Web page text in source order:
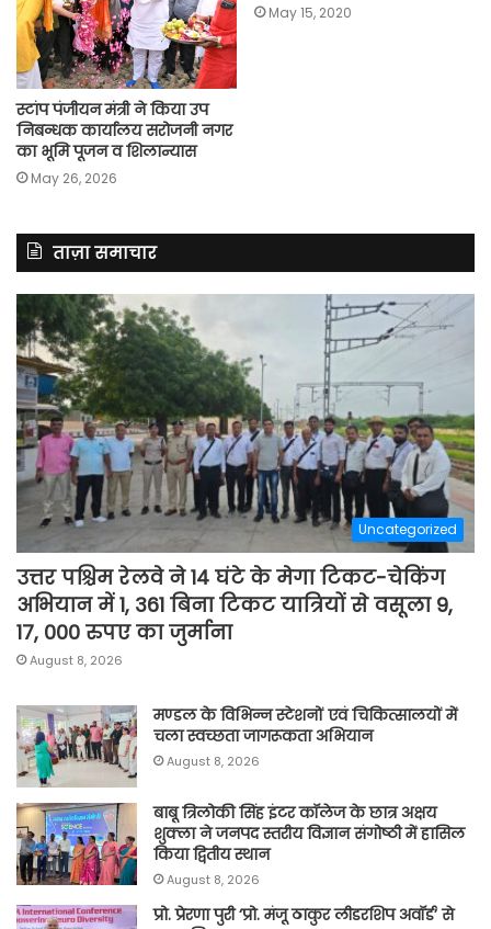
स्टांप पंजीयन मंत्री ने किया उप
निबन्धक कार्यालय सरोजनी नगर
का भूमि पूजन व शिलान्यास
May 26, 2026
May 15, 2020
ताज़ा समाचार
Uncategorized
उत्तर पश्चिम रेलवे ने 14 घंटे के मेगा टिकट-चेकिंग
अभियान में 1, 361 बिना टिकट यात्रियों से वसूला 9,
17, 000 रुपए का जुर्माना
August 8, 2026
मण्डल के विभिन्न स्टेशनों एवं चिकित्सालयों में
चला स्वच्छता जागरूकता अभियान
August 8, 2026
बाबू त्रिलोकी सिंह इंटर कॉलेज के छात्र अक्षय
शुक्ला ने जनपद स्तरीय विज्ञान संगोष्ठी में हासिल
किया द्वितीय स्थान
August 8, 2026
प्रो. प्रेरणा पुरी ‘प्रो. मंजू ठाकुर लीडरशिप अवॉर्ड’ से